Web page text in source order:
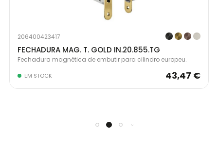
206400423417
FECHADURA MAG. T. GOLD IN.20.855.TG
Fechadura magnética de embutir para cilindro europeu.
EM STOCK 43,47 €